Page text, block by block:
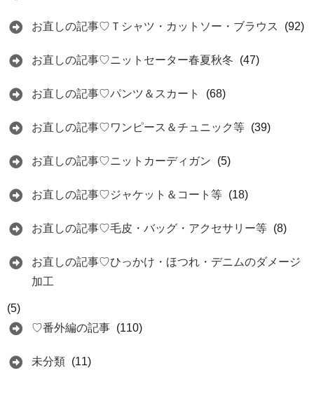
お直しの記事♡Ｔシャツ・カットソー・ブラウス (92)
お直しの記事♡ニットセーター春夏秋冬 (47)
お直しの記事♡パンツ＆スカート (68)
お直しの記事♡ワンピース＆チュニック等 (39)
お直しの記事♡ニットカーディガン (5)
お直しの記事♡ジャケット＆コート等 (18)
お直しの記事♡毛皮・バッグ・アクセサリー等 (8)
お直しの記事♡ひっかけ・ほつれ・デニムのダメージ
加工
(5)
♡番外編の記事 (110)
未分類 (11)